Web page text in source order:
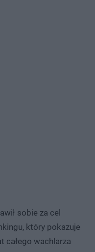
sobie za cel
który pokazuje
całego wachlarza